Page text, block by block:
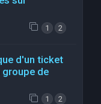
1 2
d'un ticket
groupe de
1 2